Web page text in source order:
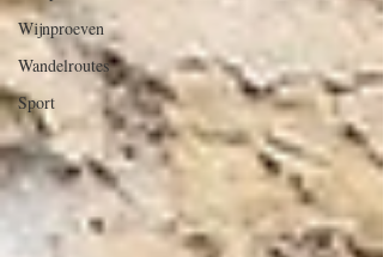
Wijnproeven
Wandelroutes
Sport